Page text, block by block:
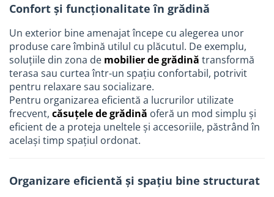
Accesorii baie
Accesorii bucatarie
Accesorii lavoare
Accesorii rezervoare si vase WC
Accesorii cazi si cabine de dus
Articole sanitare
Uscatoare pentru maini
Kit irigare gradina
Confort și funcționalitate în grădină
Un exterior bine amenajat începe cu alegerea unor
produse care îmbină utilul cu plăcutul. De exemplu,
soluțiile din zona de mobilier de grădină transformă
terasa sau curtea într-un spațiu confortabil, potrivit
pentru relaxare sau socializare.
Pentru organizarea eficientă a lucrurilor utilizate
frecvent, căsuțele de grădină oferă un mod simplu și
eficient de a proteja uneltele și accesoriile, păstrând în
același timp spațiul ordonat.
Organizare eficientă și spațiu bine structurat